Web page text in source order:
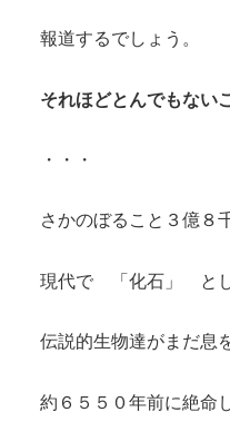
報道するでしょう。
それほどとんでもない
・・・
さかのぼること３億８
現代で 「化石」 とし
伝説的生物達がまだ息
約６５５０年前に絶命